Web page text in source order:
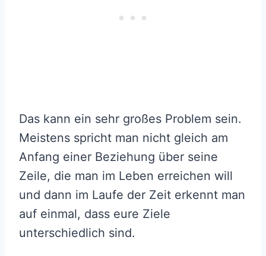
Das kann ein sehr großes Problem sein.
Meistens spricht man nicht gleich am
Anfang einer Beziehung über seine
Zeile, die man im Leben erreichen will
und dann im Laufe der Zeit erkennt man
auf einmal, dass eure Ziele
unterschiedlich sind.